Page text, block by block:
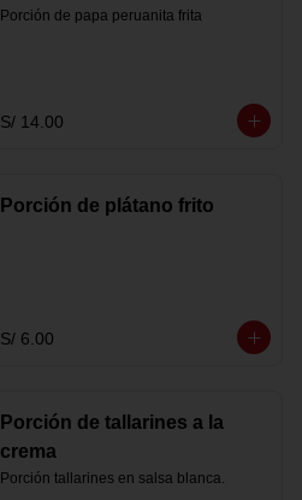
Porción de papa peruanita frita
S/ 14.00
Porción de plátano frito
S/ 6.00
Porción de tallarines a la
crema
Porción tallarines en salsa blanca.